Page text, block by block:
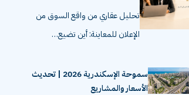
تحليل عقاري من واقع السوق من
الإعلان للمعاينة: أين تضيع…
سموحة الإسكندرية 2026 | تحديث
الأسعار والمشاريع